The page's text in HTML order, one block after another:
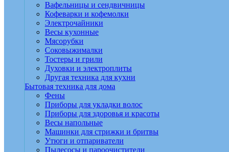
Вафельницы и сендвичницы
Кофеварки и кофемолки
Электрочайники
Весы кухонные
Мясорубки
Соковыжималки
Тостеры и грили
Духовки и электроплиты
Другая техника для кухни
Бытовая техника для дома
Фены
Приборы для укладки волос
Приборы для здоровья и красоты
Весы напольные
Машинки для стрижки и бритвы
Утюги и отпариватели
Пылесосы и пароочистители